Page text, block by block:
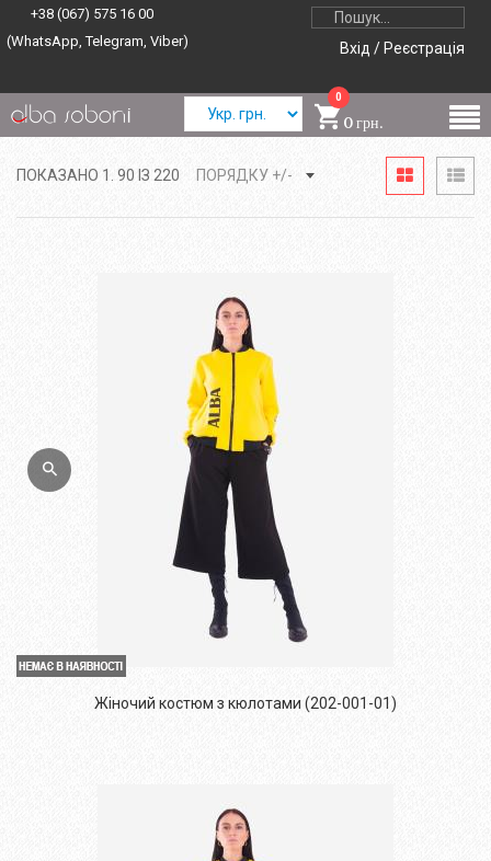
+38 (067) 575 16 00
(WhatsApp, Telegram, Viber)
Вхід / Реєстрація
0
0 грн.
ПОКАЗАНО 1. 90 ІЗ 220 ПОРЯДКУ +/-
Жіночий костюм з кюлотами (202-001-01)